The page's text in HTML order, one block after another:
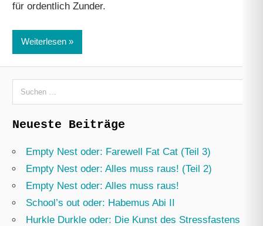
für ordentlich Zunder.
Weiterlesen
Suchen
nach:
Neueste Beiträge
Empty Nest oder: Farewell Fat Cat (Teil 3)
Empty Nest oder: Alles muss raus! (Teil 2)
Empty Nest oder: Alles muss raus!
School’s out oder: Habemus Abi II
Hurkle Durkle oder: Die Kunst des Stressfastens